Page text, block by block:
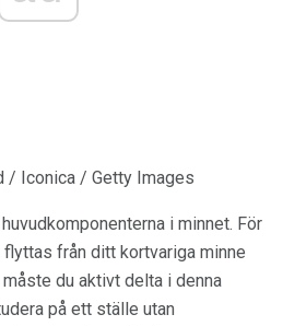
/ Iconica / Getty Images
i minnet. För
från ditt kortvariga minne
du aktivt delta i denna
på ett ställe utan